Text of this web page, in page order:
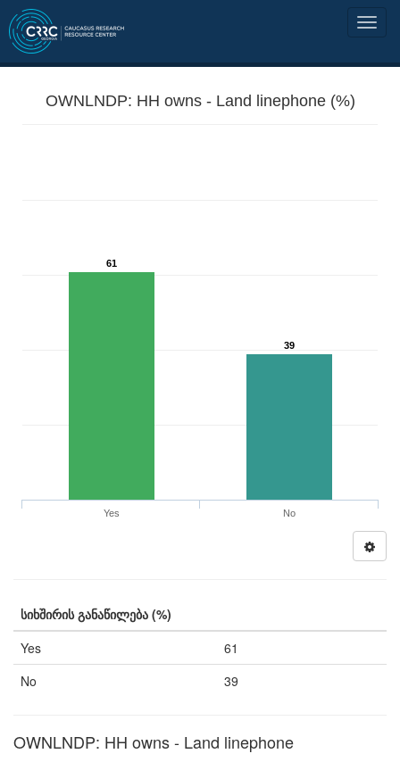
OWNLNDP: HH owns - Land linephone (%)
61
39
Yes No
სიხშირის განაწილება (%)
Yes
61
No
39
OWNLNDP: HH owns - Land linephone